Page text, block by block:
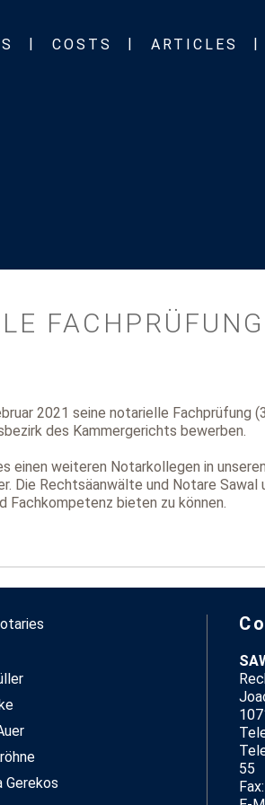
COSTS ARTICLES
FACHPRÜFUNG
2021 seine notarielle Fachprüfung
des Kammergerichts bewerben.
weiteren Notarkollegen in
Rechtsäanwälte und Notare
Fachkompetenz bieten zu können.
Gerekos
55